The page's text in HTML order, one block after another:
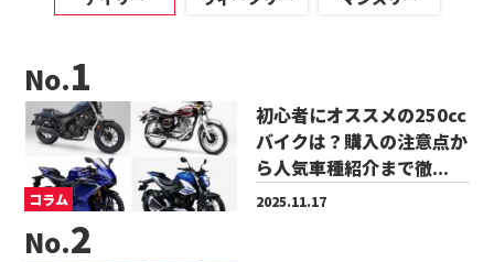
No.
コラム
初心者にオススメの250cc
バイクは？購入の注意点か
ら人気車種紹介まで徹...
2025.11.17
No.